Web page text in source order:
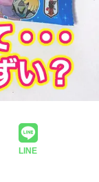
LINE